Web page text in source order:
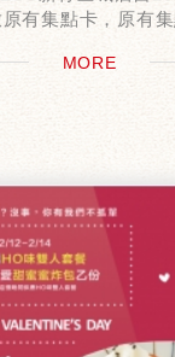
有集點卡，原有
換品項更換如下：
MORE